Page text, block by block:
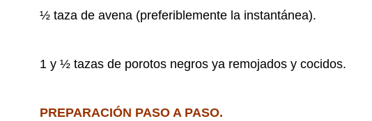
½ taza de avena (preferiblemente la instantánea).
1 y ½ tazas de porotos negros ya remojados y cocidos.
PREPARACIÓN PASO A PASO.